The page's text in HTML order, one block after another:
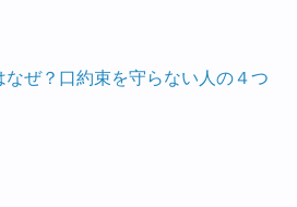
ぜ？口約束を守らない人の４つ